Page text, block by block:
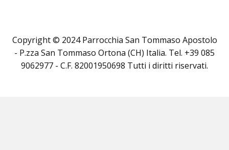
Copyright © 2024 Parrocchia San Tommaso Apostolo
- P.zza San Tommaso Ortona (CH) Italia. Tel. +39 085
9062977 - C.F. 82001950698 Tutti i diritti riservati.